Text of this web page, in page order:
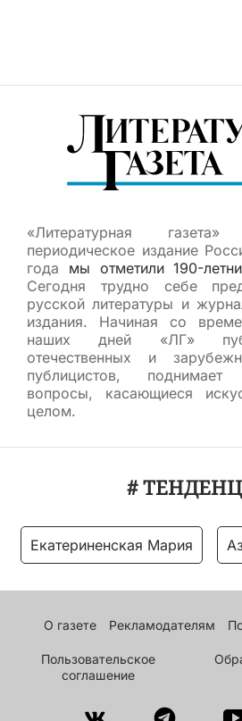
«Литературная
периодическое издание
года мы отметили 190-
Сегодня трудно себе
русской литературы и
издания. Начиная со
наших дней «ЛГ»
отечественных и
публицистов,
вопросы, касающиеся
целом.
#
Екатериненская Мария
О газете Рекламодателям
Пользовательское
соглашение